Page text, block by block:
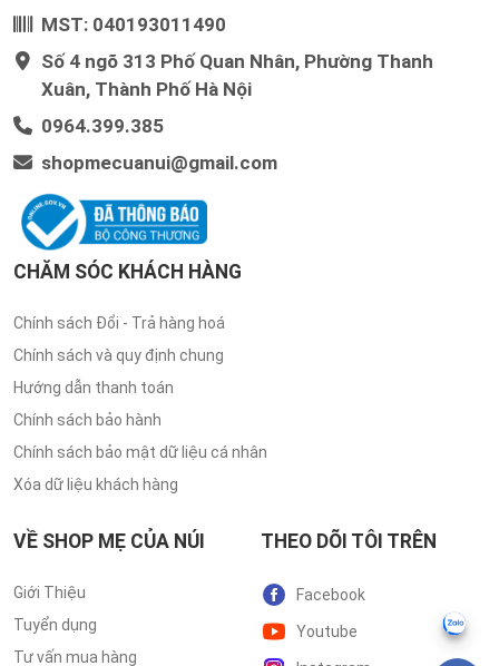
MST: 040193011490
Số 4 ngõ 313 Phố Quan Nhân, Phường Thanh
Xuân, Thành Phố Hà Nội
0964.399.385
shopmecuanui@gmail.com
CHĂM SÓC KHÁCH HÀNG
Chính sách Đổi - Trả hàng hoá
Chính sách và quy định chung
Hướng dẫn thanh toán
Chính sách bảo hành
Chính sách bảo mật dữ liệu cá nhân
Xóa dữ liệu khách hàng
VỀ SHOP MẸ CỦA NÚI
Giới Thiệu
Tuyển dụng
Tư vấn mua hàng
THEO DÕI TÔI TRÊN
Facebook
Youtube